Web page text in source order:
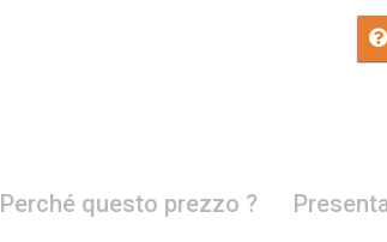
Perché questo prezzo ?